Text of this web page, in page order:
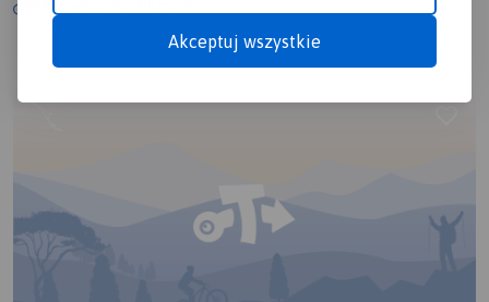
Akceptuj wszystkie